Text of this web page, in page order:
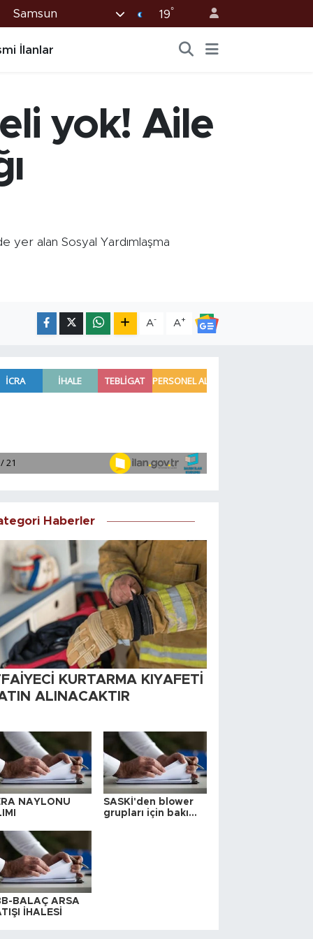
Samsun 19°
İlanlar
yok! Aile
yer alan Sosyal Yardımlaşma
A- A+
Haberler
KURTARMA KIYAFETİ
ALINACAKTIR
NAYLONU
SASKİ'den blower
grupları için bakım
BALAÇ ARSA
İHALESİ